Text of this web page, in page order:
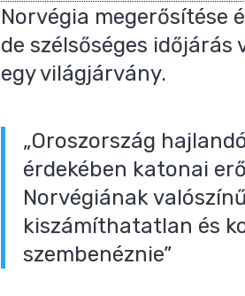
Norvégia megerősítése
de szélsőséges
egy világjárvány.
„Oroszország
érdekében katonai
Norvégiának
kiszámíthatatlan és
szembenéznie”